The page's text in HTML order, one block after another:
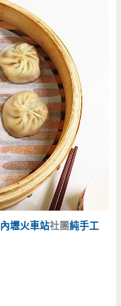
內壢火車站社團純手工